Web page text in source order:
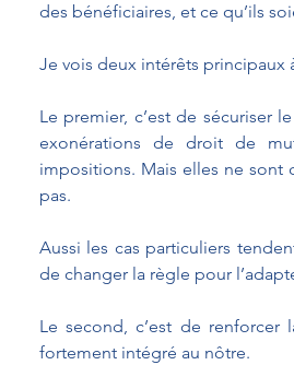
des bénéficiaires, et ce qu’ils
Je vois deux intérêts principaux
Le premier, c’est de sécuriser
exonérations de droit de
impositions. Mais elles ne sont
pas.
Aussi les cas particuliers
de changer la règle pour
Le second, c’est de
fortement intégré au nôtre.